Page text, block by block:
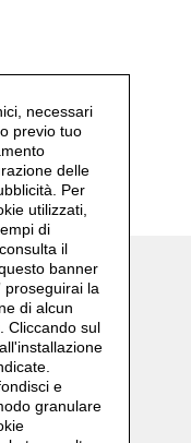
necessari
previo tuo
delle
Per
utilizzati,
di
il
banner
proseguirai la
di alcun
Cliccando sul
e
granulare